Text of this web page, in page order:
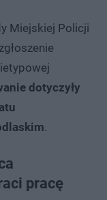
Miejskiej Policji
dotyczyły
.
pracę